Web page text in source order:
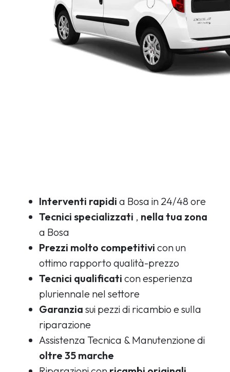
Interventi rapidi a Bosa in 24/48 ore
Tecnici specializzati , nella tua zona
a Bosa
Prezzi molto competitivi con un
ottimo rapporto qualità-prezzo
Tecnici qualificati con esperienza
pluriennale nel settore
Garanzia sui pezzi di ricambio e sulla
riparazione
Assistenza Tecnica & Manutenzione di
oltre 35 marche